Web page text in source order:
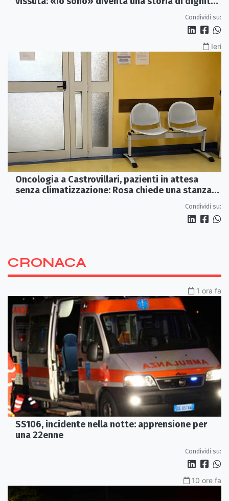
Condividi su:
Ieri
Oncologia a Castrovillari, pazienti in attesa
senza climatizzazione: Rosa chiede una stanza
Condividi su:
CRONACA
1 ora fa
SS106, incidente nella notte: apprensione per
una 22enne
Condividi su:
10 ore fa